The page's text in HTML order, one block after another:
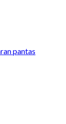
pantas